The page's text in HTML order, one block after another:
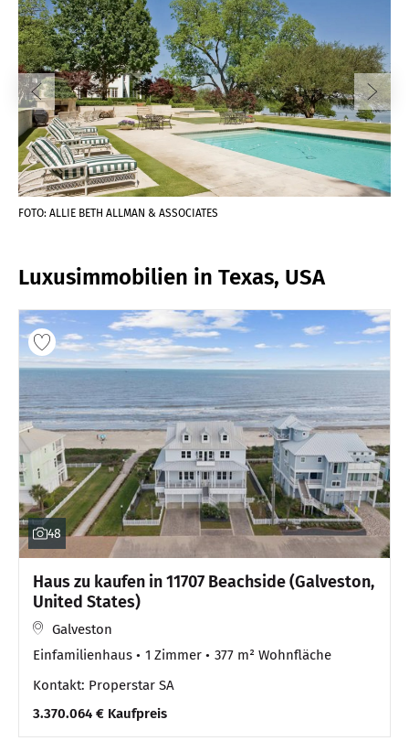
FOTO: ALLIE BETH ALLMAN & ASSOCIATES
Luxusimmobilien in Texas, USA
48
Haus zu kaufen in 11707 Beachside (Galveston,
United States)
Galveston
Einfamilienhaus
1 Zimmer
377 m² Wohnfläche
Kontakt: Properstar SA
3.370.064 € Kaufpreis